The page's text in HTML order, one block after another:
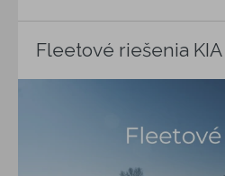
Fleetové riešenia KIA